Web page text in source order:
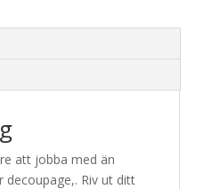
att jobba med än
decoupage,. Riv ut ditt